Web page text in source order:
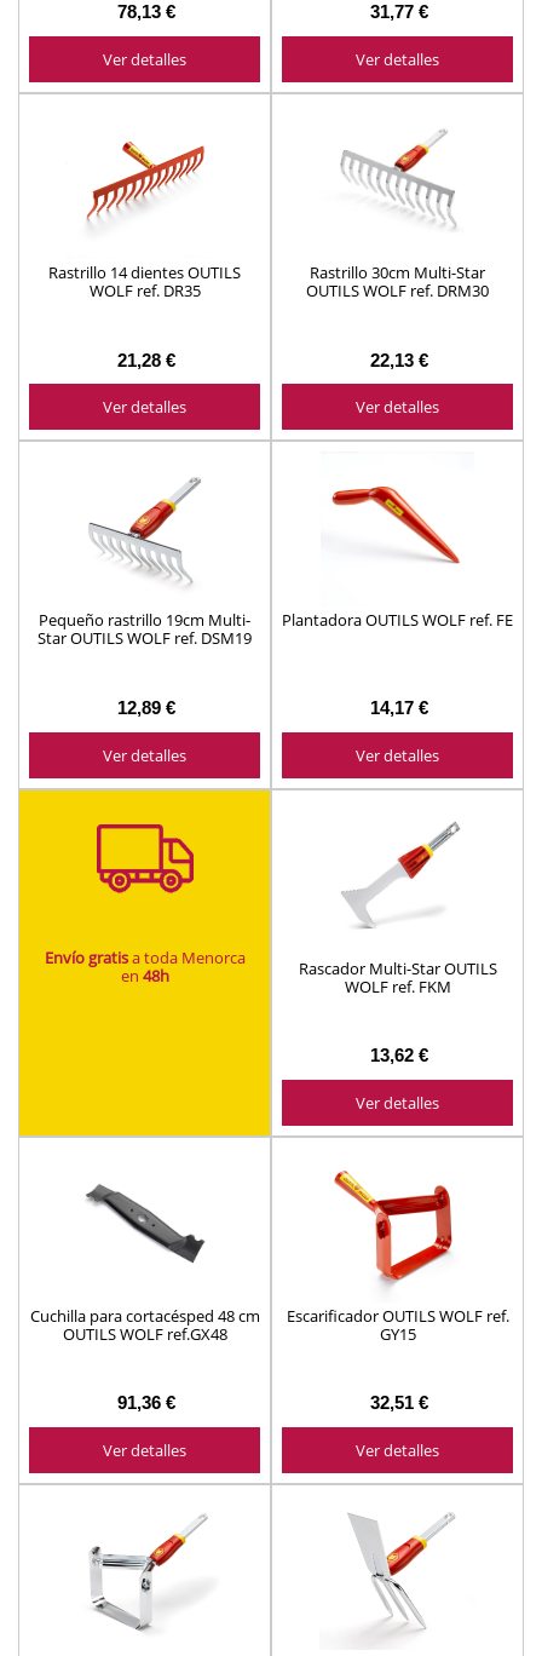
78,13 €
Ver detalles
31,77 €
Ver detalles
Rastrillo 14 dientes OUTILS
WOLF ref. DR35
21,28 €
Ver detalles
Rastrillo 30cm Multi-Star
OUTILS WOLF ref. DRM30
22,13 €
Ver detalles
Pequeño rastrillo 19cm Multi-
Star OUTILS WOLF ref. DSM19
12,89 €
Ver detalles
Plantadora OUTILS WOLF ref. FE
14,17 €
Ver detalles
Envío gratisa toda Menorca
en 48h
Rascador Multi-Star OUTILS
WOLF ref. FKM
13,62 €
Ver detalles
Cuchilla para cortacésped 48 cm
OUTILS WOLF ref.GX48
91,36 €
Ver detalles
Escarificador OUTILS WOLF ref.
GY15
32,51 €
Ver detalles